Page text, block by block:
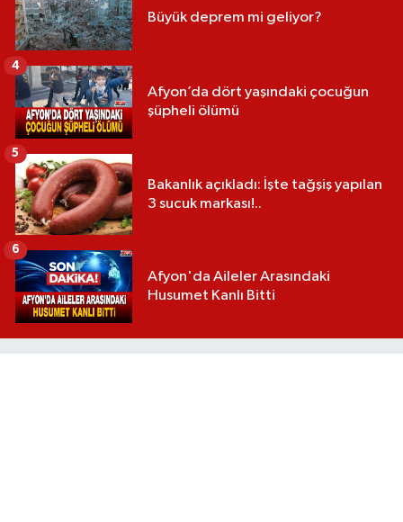
Büyük deprem mi geliyor?
Afyon’da dört yaşındaki çocuğun
şüpheli ölümü
4
Bakanlık açıkladı: İşte tağşiş yapılan
3 sucuk markası!..
5
Afyon'da Aileler Arasındaki
Husumet Kanlı Bitti
6